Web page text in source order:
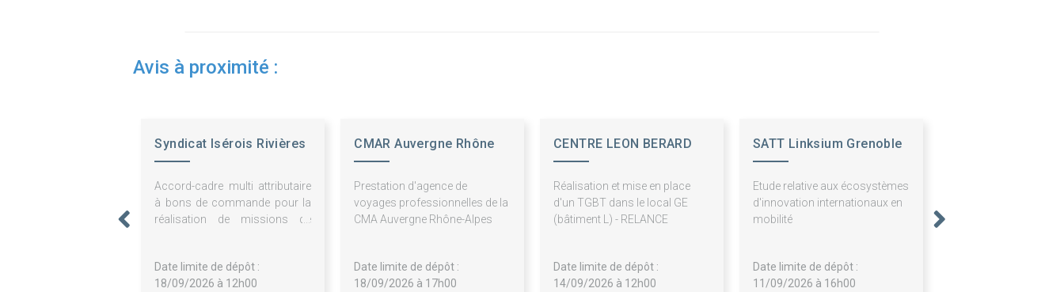
Avis à proximité :
Syndicat Isérois Rivières
Accord-cadre multi attributaire
à bons de commande pour la
réalisation de missions de
géophysiques
Date limite de dépôt :
18/09/2026 à 12h00
CMAR Auvergne Rhône
Prestation d'agence de
voyages professionnelles de la
CMA Auvergne Rhône-Alpes
Date limite de dépôt :
18/09/2026 à 17h00
CENTRE LEON BERARD
Réalisation et mise en place
d'un TGBT dans le local GE
(bâtiment L) - RELANCE
Date limite de dépôt :
14/09/2026 à 12h00
SATT Linksium Grenoble
Etude relative aux écosystèmes
d'innovation internationaux en
mobilité
Date limite de dépôt :
11/09/2026 à 16h00